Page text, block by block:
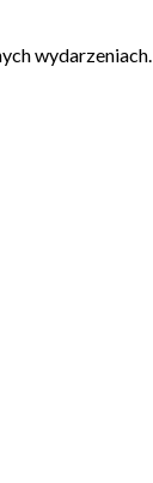
wydarzeniach.